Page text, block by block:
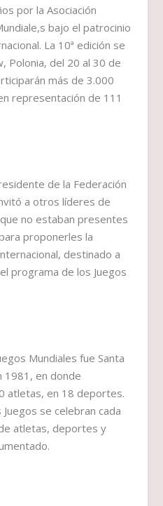
por la Asociación
bajo el patrocinio
La 10ª edición se
Polonia, del 20 al 30 de
más de 3.000
representación de 111
de la Federación
a otros líderes de
no estaban presentes
proponerles la
destinado a
programa de los Juegos
Mundiales fue Santa
1981, en donde
atletas, en 18 deportes.
se celebran cada
atletas, deportes y